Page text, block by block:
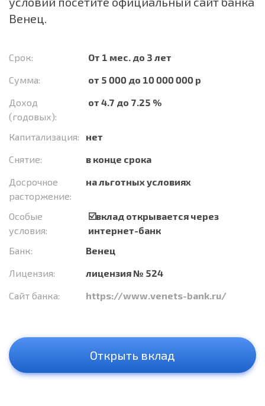
Венец.
Срок:
От 1 мес. до 3 лет
Сумма:
от 5 000 до 10 000 000 р
Доход
(годовых):
от 4.7 до 7.25 %
Капитализация:
нет
Снятие:
в конце срока
Досрочное
расторжение:
на льготных условиях
Особые
условия:
☑️вклад открывается через
интернет-банк
Банк:
Венец
Лицензия:
лицензия № 524
Сайт банка:
https://www.venets-bank.ru/
Открыть вклад